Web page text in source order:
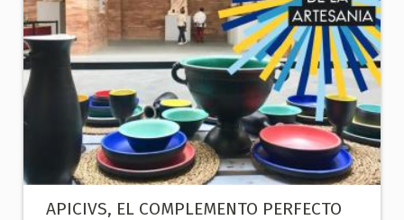
APICIVS, EL COMPLEMENTO PERFECTO